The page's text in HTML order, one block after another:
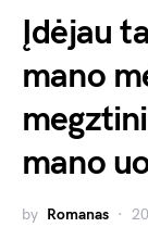
Įdėjau
mano
mano
by Romanas